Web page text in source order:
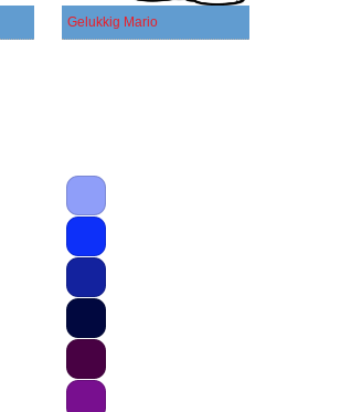
Gelukkig Mario